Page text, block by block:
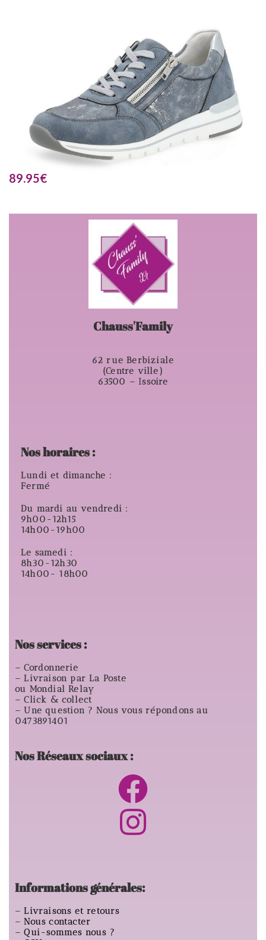
89.95€
Chauss'Family
62 rue Berbiziale
(Centre ville)
63500 – Issoire
Nos horaires :
Lundi et dimanche :
Fermé
Du mardi au vendredi :
9h00-12h15
14h00-19h00
Le samedi :
8h30-12h30
14h00- 18h00
Nos services :
– Cordonnerie
– Livraison par La Poste
ou Mondial Relay
– Click & collect
– Une question ? Nous vous répondons au
0473891401
Nos Réseaux sociaux :
Informations générales:
–Livraisons et retours
–Nous contacter
–Qui-sommes nous ?